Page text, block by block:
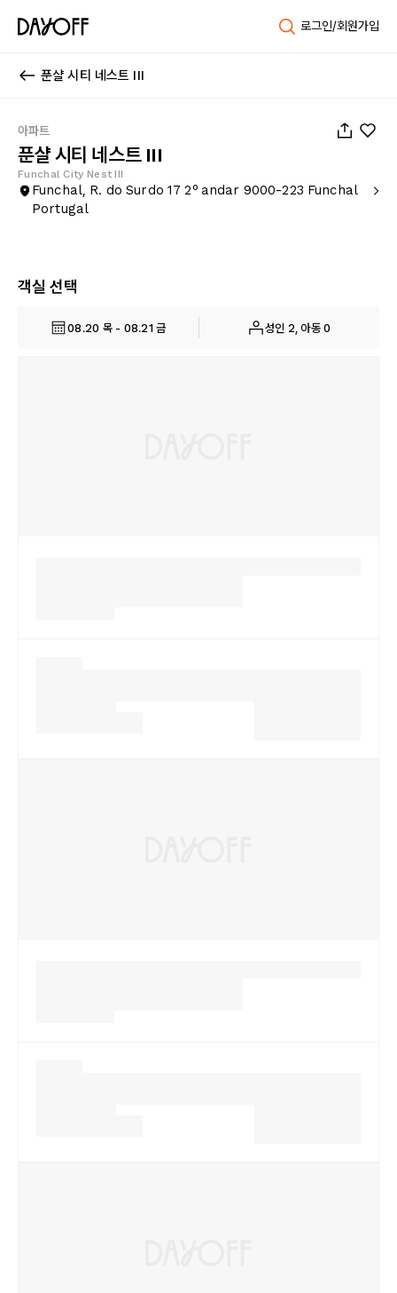
로그인/회원가입
푼샬 시티 네스트 III
아파트
푼샬 시티 네스트 III
Funchal City Nest III
Funchal, R. do Surdo 17 2º andar 9000-223 Funchal
Portugal
객실 선택
08.20 목 - 08.21 금 성인 2, 아동 0